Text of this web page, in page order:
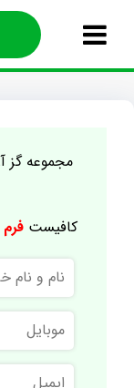
مجموعه گز
کافیستفرم
نام
و
نام
خانوادگی
موبایل
ایمیل